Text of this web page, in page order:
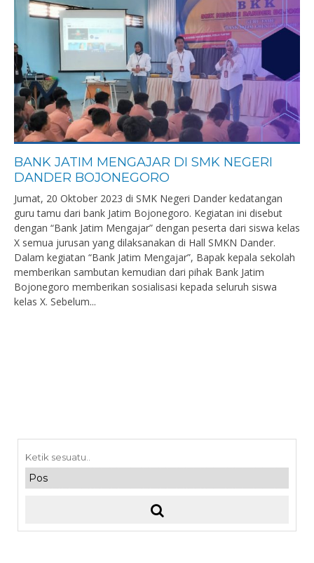
BANK JATIM MENGAJAR DI SMK NEGERI
DANDER BOJONEGORO
Jumat, 20 Oktober 2023 di SMK Negeri Dander kedatangan
guru tamu dari bank Jatim Bojonegoro. Kegiatan ini disebut
dengan “Bank Jatim Mengajar” dengan peserta dari siswa kelas
X semua jurusan yang dilaksanakan di Hall SMKN Dander.
Dalam kegiatan “Bank Jatim Mengajar”, Bapak kepala sekolah
memberikan sambutan kemudian dari pihak Bank Jatim
Bojonegoro memberikan sosialisasi kepada seluruh siswa
kelas X. Sebelum...